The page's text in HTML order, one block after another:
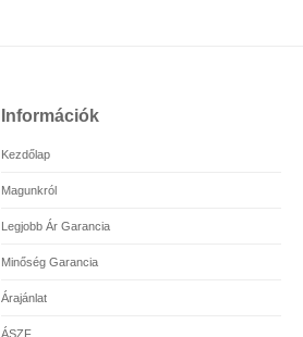
Információk
Kezdőlap
Magunkról
Legjobb Ár Garancia
Minőség Garancia
Árajánlat
ÁSZF